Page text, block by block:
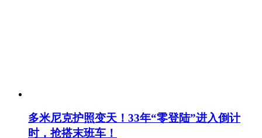
多米尼克护照变天！33年“零登陆”进入倒计
时，抢搭末班车！